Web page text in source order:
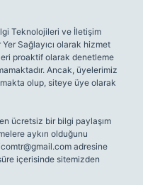
Teknolojileri ve İletişim
Sağlayıcı olarak hizmet
proaktif olarak denetleme
Ancak, üyelerimiz
olup, siteye üye olarak
ücretsiz bir bilgi paylaşım
aykırı olduğunu
adresine
içerisinde sitemizden